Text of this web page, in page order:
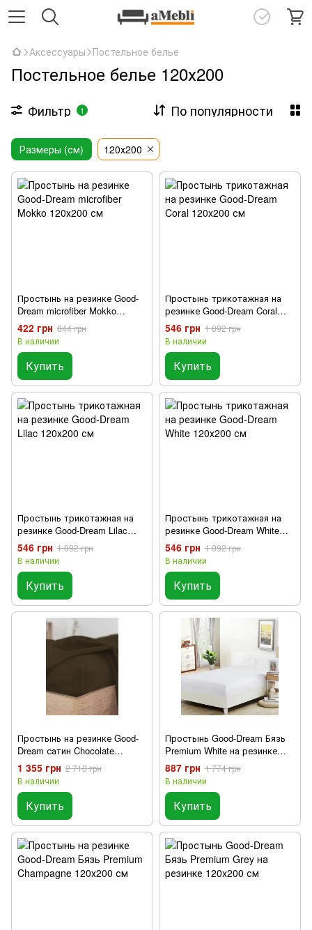
Аксессуары Постельное белье
Постельное белье 120х200
Фильтр 1 По популярности
Размеры (см) 120х200
Простынь на резинке Good-
Dream microfiber Mokko
120х200 см
422 грн 844 грн
В наличии
Купить
Простынь трикотажная на
резинке Good-Dream Coral
120х200 см
546 грн 1 092 грн
В наличии
Купить
Простынь трикотажная на
резинке Good-Dream Lilac
120х200 см
546 грн 1 092 грн
В наличии
Купить
Простынь трикотажная на
резинке Good-Dream White
120х200 см
546 грн 1 092 грн
В наличии
Купить
Простынь на резинке Good-
Dream сатин Chocolate
120x200 см
1 355 грн 2 710 грн
В наличии
Купить
Простынь Good-Dream Бязь
Premium White на резинке
120x200 см
887 грн 1 774 грн
В наличии
Купить